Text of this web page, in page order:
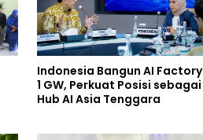
Indonesia Bangun AI Factory
1 GW, Perkuat Posisi sebagai
Hub AI Asia Tenggara